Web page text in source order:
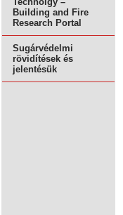
Building and Fire
Research Portal
Sugárvédelmi
rövidítések és
jelentésük